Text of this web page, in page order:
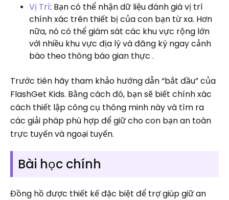
Vị Trí: Bạn có thể nhận dữ liệu đánh giá vị trí
chính xác trên thiết bị của con bạn từ xa. Hơn
nữa, nó có thể giám sát các khu vực rộng lớn
với nhiều khu vực địa lý và đăng ký ngay cảnh
báo theo thông báo gian thực .
Trước tiên hãy tham khảo hướng dẫn “bắt đầu” của
FlashGet Kids. Bằng cách đó, bạn sẽ biết chính xác
cách thiết lập công cụ thông minh này và tìm ra
các giải pháp phù hợp để giữ cho con bạn an toàn
trực tuyến và ngoại tuyến.
Bài học chính
Đồng hồ được thiết kế đặc biệt để trợ giúp giữ an